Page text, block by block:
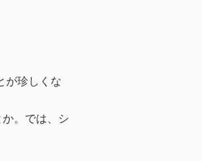
が珍しくな
。では、シ